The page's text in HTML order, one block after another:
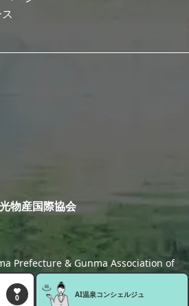
0 AI温泉コンシェルジュ
物産国際協会
Prefecture & Gunma Association of
& International Exchange